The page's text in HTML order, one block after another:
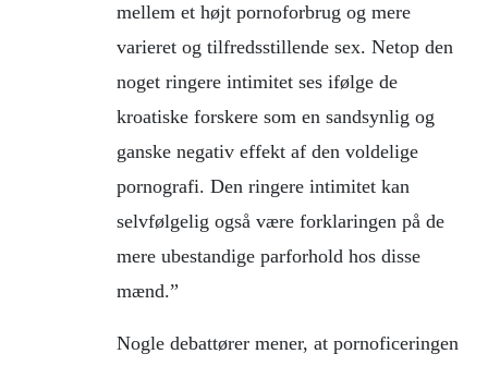
mellem et højt pornoforbrug og mere
varieret og tilfredsstillende sex. Netop den
noget ringere intimitet ses ifølge de
kroatiske forskere som en sandsynlig og
ganske negativ effekt af den voldelige
pornografi. Den ringere intimitet kan
selvfølgelig også være forklaringen på de
mere ubestandige parforhold hos disse
mænd.”
Nogle debattører mener, at pornoficeringen